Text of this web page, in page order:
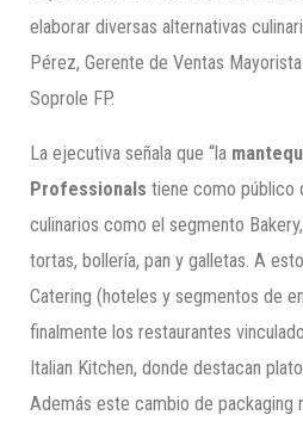
elaborar diversas alternativas
Pérez, Gerente de Ventas
Soprole FP.
La ejecutiva señala que “la
Professionals tiene como público
culinarios como el segmento
tortas, bollería, pan y galletas. A
Catering (hoteles y segmentos de
finalmente los restaurantes
Italian Kitchen, donde destacan
Además este cambio de packaging